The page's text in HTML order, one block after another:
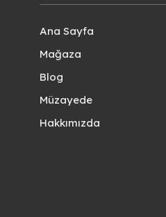
Ana Sayfa
Mağaza
Blog
Müzayede
Hakkımızda